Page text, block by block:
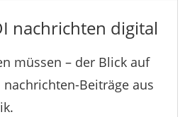
nachrichten digital
müssen – der Blick auf
Beiträge aus